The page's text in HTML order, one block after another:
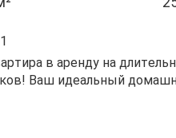
в аренду на
Вaш идeaльный